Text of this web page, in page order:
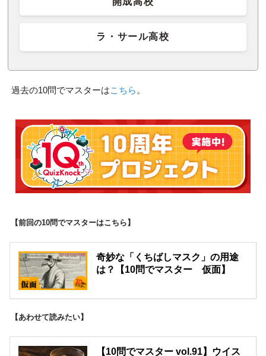
ラ・サール高校
過去の10問でマスターはこちら 。
【前回の10問でマスターはこちら】
奇妙な「くちばしマスク」の用途
は？【10問でマスター 仮面】
【あわせて読みたい】
【10問でマスター vol.91】ウイス